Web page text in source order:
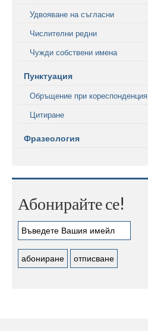
Удвояване на съгласни
Числителни редни
Чужди собствени имена
Пунктуация
Обръщение при кореспонденция
Цитиране
Фразеология
Абонирайте се!